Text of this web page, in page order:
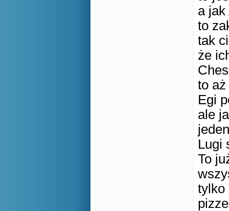
a jak
to
tak
że
to aż
Egi
ale
Lugi
To
tylko